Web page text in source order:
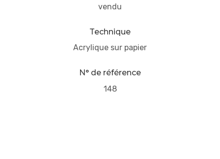
vendu
Technique
Acrylique sur papier
N° de référence
148